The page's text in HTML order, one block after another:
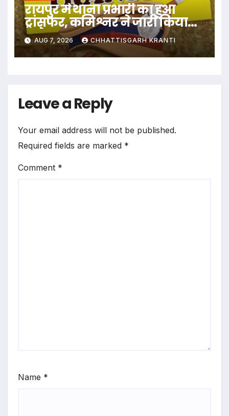
रायपुर में थाना प्रभारी का हुआ
ट्रांसफर, कमिश्नर ने जारी किया
आदेश
AUG 7, 2026 CHHATTISGARH KRANTI
Leave a Reply
Your email address will not be published.
Required fields are marked *
Comment *
Name *